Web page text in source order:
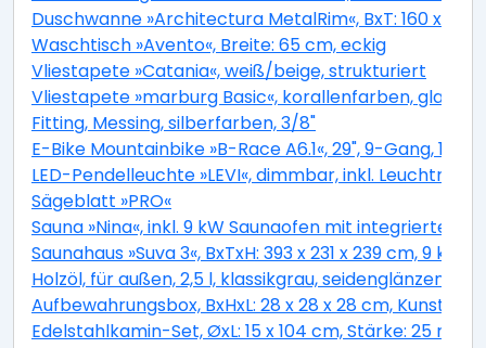
Duschwanne »Architectura MetalRim«, BxT: 160 x 90
Waschtisch »Avento«, Breite: 65 cm, eckig
Vliestapete »Catania«, weiß/beige, strukturiert
Vliestapete »marburg Basic«, korallenfarben, glatt
Fitting, Messing, silberfarben, 3/8"
E-Bike Mountainbike »B-Race A6.1«, 29", 9-Gang, 13.4
LED-Pendelleuchte »LEVI«, dimmbar, inkl.
Sägeblatt »PRO«
Sauna »Nina«, inkl. 9 kW Saunaofen mit integrierter
Saunahaus »Suva 3«, BxTxH: 393 x 231 x 239 cm, 9
Holzöl, für außen, 2,5 l, klassikgrau, seidenglänzend
Aufbewahrungsbox, BxHxL: 28 x 28 x 28 cm,
Edelstahlkamin-Set, ØxL: 15 x 104 cm, Stärke: 25 mm,